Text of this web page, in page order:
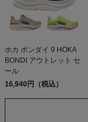
ホカ ボンダイ 9 HOKA
BONDI アウトレット セ
ール
16,940円（税込）